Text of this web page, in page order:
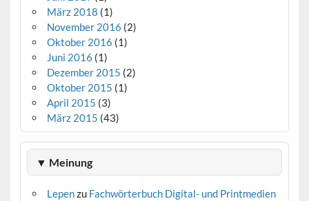
März 2018 (1)
November 2016 (2)
Oktober 2016 (1)
Juni 2016 (1)
Dezember 2015 (2)
Oktober 2015 (1)
April 2015 (3)
März 2015 (43)
▼ Meinung
Lepenzu Fachwörterbuch Digital- und Printmedien